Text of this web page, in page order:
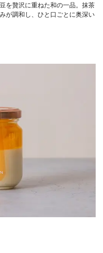
を贅沢に重ねた和の一品。抹茶
が調和し、ひと口ごとに奥深い